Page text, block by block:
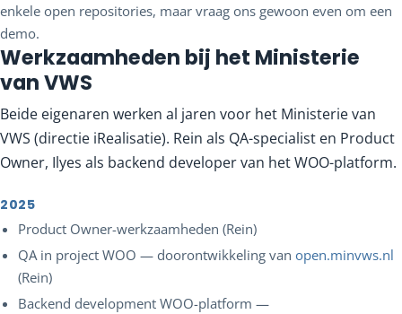
enkele open repositories, maar vraag ons gewoon even om een
demo.
Werkzaamheden bij het Ministerie
van VWS
Beide eigenaren werken al jaren voor het Ministerie van
VWS (directie iRealisatie). Rein als QA-specialist en Product
Owner, Ilyes als backend developer van het WOO-platform.
2025
Product Owner-werkzaamheden (Rein)
QA in project WOO — doorontwikkeling van open.minvws.nl
(Rein)
Backend development WOO-platform —